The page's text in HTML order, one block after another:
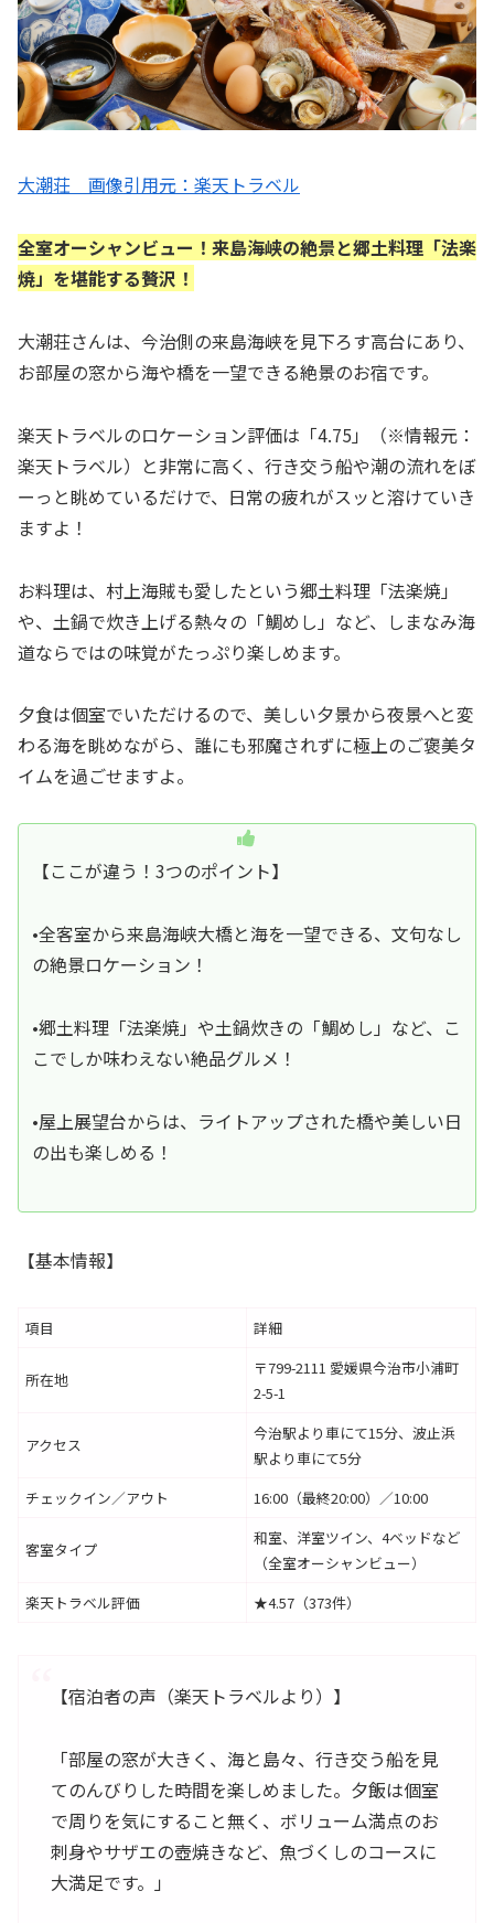
大潮荘 画像引用元：楽天トラベル
全室オーシャンビュー！来島海峡の絶景と郷土料理「法楽
焼」を堪能する贅沢！
大潮荘さんは、今治側の来島海峡を見下ろす高台にあり、
お部屋の窓から海や橋を一望できる絶景のお宿です。
楽天トラベルのロケーション評価は「4.75」（※情報元：
楽天トラベル）と非常に高く、行き交う船や潮の流れをぼ
ーっと眺めているだけで、日常の疲れがスッと溶けていき
ますよ！
お料理は、村上海賊も愛したという郷土料理「法楽焼」
や、土鍋で炊き上げる熱々の「鯛めし」など、しまなみ海
道ならではの味覚がたっぷり楽しめます。
夕食は個室でいただけるので、美しい夕景から夜景へと変
わる海を眺めながら、誰にも邪魔されずに極上のご褒美タ
イムを過ごせますよ。
【ここが違う！3つのポイント】
•全客室から来島海峡大橋と海を一望できる、文句なし
の絶景ロケーション！
•郷土料理「法楽焼」や土鍋炊きの「鯛めし」など、こ
こでしか味わえない絶品グルメ！
•屋上展望台からは、ライトアップされた橋や美しい日
の出も楽しめる！
【基本情報】
項目 詳細
所在地
〒799-2111 愛媛県今治市小浦町
2-5-1
アクセス
今治駅より車にて15分、波止浜
駅より車にて5分
チェックイン／アウト
16:00（最終20:00）／10:00
客室タイプ
和室、洋室ツイン、4ベッドなど
（全室オーシャンビュー）
楽天トラベル評価
★4.57（373件）
【宿泊者の声（楽天トラベルより）】
「部屋の窓が大きく、海と島々、行き交う船を見
てのんびりした時間を楽しめました。夕飯は個室
で周りを気にすること無く、ボリューム満点のお
刺身やサザエの壺焼きなど、魚づくしのコースに
大満足です。」